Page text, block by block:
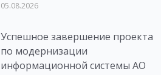
05.08.2026
Успешное завершение проекта
по модернизации
информационной системы АО